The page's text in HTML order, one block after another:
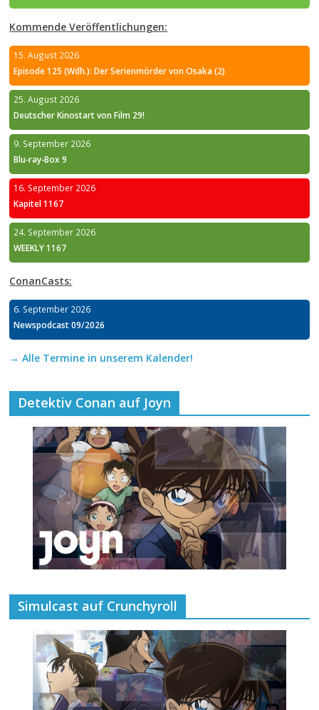
Kommende Veröffentlichungen:
15. August 2026
Episode 125 (Wdh.): Der Serienmörder von Osaka (2)
25. August 2026
Deutscher Kinostart von Film 29!
9. September 2026
Blu-ray-Box 9
16. September 2026
Kapitel 1167
24. September 2026
WEEKLY 1167
ConanCasts:
6. September 2026
Newspodcast 09/2026
→ Alle Termine in unserem Kalender!
Detektiv Conan auf Joyn
Simulcast auf Crunchyroll